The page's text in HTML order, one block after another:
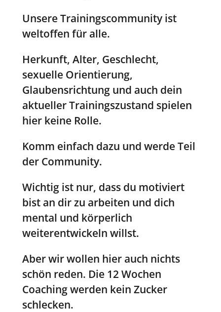
Unsere Trainingscommunity ist
weltoffen für alle.
Herkunft, Alter, Geschlecht,
sexuelle Orientierung,
Glaubensrichtung und auch dein
aktueller Trainingszustand spielen
hier keine Rolle.
Komm einfach dazu und werde Teil
der Community.
Wichtig ist nur, dass du motiviert
bist an dir zu arbeiten und dich
mental und körperlich
weiterentwickeln willst.
Aber wir wollen hier auch nichts
schön reden. Die 12 Wochen
Coaching werden kein Zucker
schlecken.